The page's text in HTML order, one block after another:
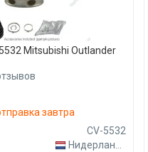
Mitsubishi Outlander
завтра
CV-5532
Нидерланды